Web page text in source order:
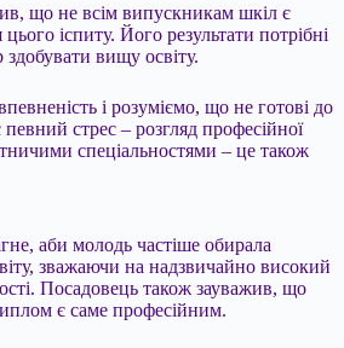
що не всім випускникам шкіл є
іспиту. Його результати потрібні
вищу освіту.
і розуміємо, що не готові до
стрес – розгляд професійної
спеціальностями – це також
аби молодь частіше обирала
зважаючи на надзвичайно високий
Посадовець також зауважив, що
є саме професійним.